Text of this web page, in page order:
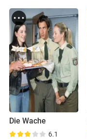
Die Wache
6.1